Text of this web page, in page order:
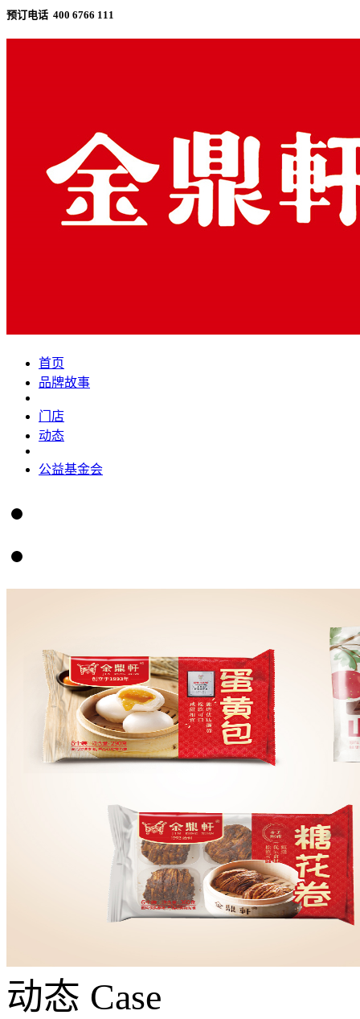
预订电话 400 6766 111
首页
品牌故事
门店
动态
公益基金会
动态 Case